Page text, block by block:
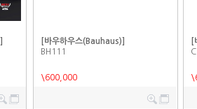
[바우하우스(Bauhaus)]
BH111
\600,000
[